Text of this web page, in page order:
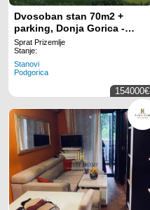
Dvosoban stan 70m2 +
parking, Donja Gorica -
Podgorica
Sprat Prizemlje
Stanje:
Stanovi
Podgorica
154000€